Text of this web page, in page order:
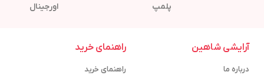
پلمپ
اورجینال
آرایشی شاهین
درباره ما
راهنمای خرید
راهنمای خرید